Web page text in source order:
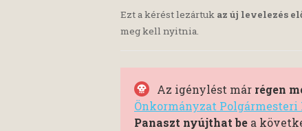
Ezt a kérést lezártuk az új levelezés
meg kell nyitnia.
Az igénylést már régen
Önkormányzat
Panaszt nyújthat be a